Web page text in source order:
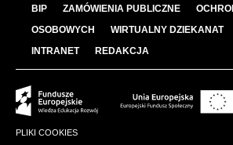
BIP ZAMÓWIENIA PUBLICZNE
OSOBOWYCH
WIRTUALNY DZIEKANAT
INTRANET
REDAKCJA
PLIKI COOKIES